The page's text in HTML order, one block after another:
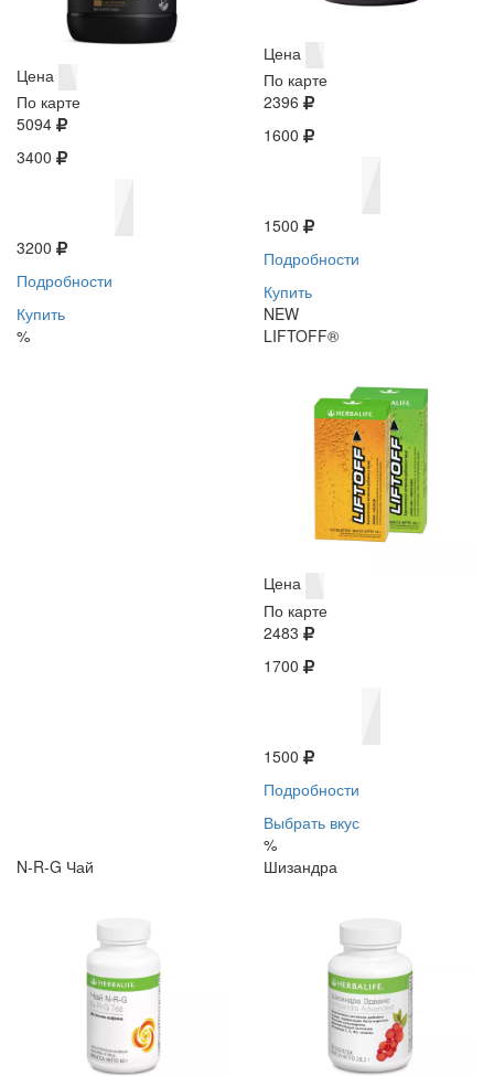
Цена
По карте
5094
3400
3200
Подробности
Купить
%
Цена
По карте
2396
1600
1500
Подробности
Купить
NEW
LIFTOFF®
Цена
По карте
2483
1700
1500
Подробности
Выбрать вкус
%
N-R-G Чай
Шизандра